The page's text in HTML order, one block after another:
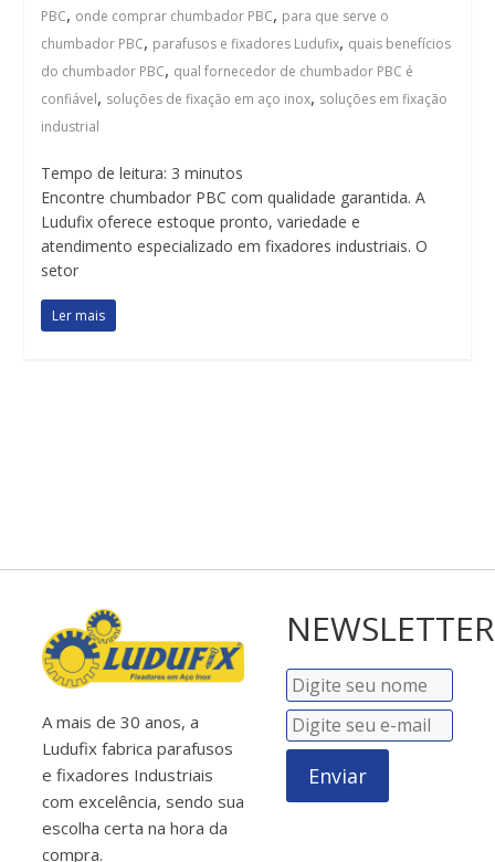
PBC, onde comprar chumbador PBC, para que serve o
chumbador PBC, parafusos e fixadores Ludufix, quais benefícios
do chumbador PBC, qual fornecedor de chumbador PBC é
confiável, soluções de fixação em aço inox, soluções em fixação
industrial
Tempo de leitura: 3 minutos
Encontre chumbador PBC com qualidade garantida. A
Ludufix oferece estoque pronto, variedade e
atendimento especializado em fixadores industriais. O
setor
Ler mais
A mais de 30 anos, a
Ludufix fabrica parafusos
e fixadores Industriais
com excelência, sendo sua
escolha certa na hora da
compra.
NEWSLETTER
Enviar